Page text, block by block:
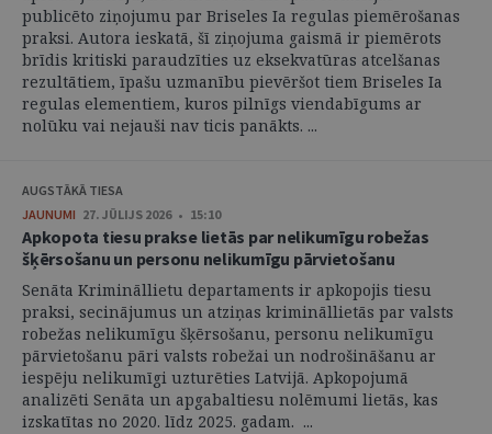
publicēto ziņojumu par Briseles Ia regulas piemērošanas
praksi. Autora ieskatā, šī ziņojuma gaismā ir piemērots
brīdis kritiski paraudzīties uz eksekvatūras atcelšanas
rezultātiem, īpašu uzmanību pievēršot tiem Briseles Ia
regulas elementiem, kuros pilnīgs viendabīgums ar
nolūku vai nejauši nav ticis panākts. ...
AUGSTĀKĀ TIESA
JAUNUMI 27. JŪLIJS 2026 • 15:10
Apkopota tiesu prakse lietās par nelikumīgu robežas
šķērsošanu un personu nelikumīgu pārvietošanu
Senāta Krimināllietu departaments ir apkopojis tiesu
praksi, secinājumus un atziņas krimināllietās par valsts
robežas nelikumīgu šķērsošanu, personu nelikumīgu
pārvietošanu pāri valsts robežai un nodrošināšanu ar
iespēju nelikumīgi uzturēties Latvijā. Apkopojumā
analizēti Senāta un apgabaltiesu nolēmumi lietās, kas
izskatītas no 2020. līdz 2025. gadam. ...